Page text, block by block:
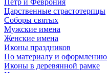
Петр и Феврония
Царственные страстотерпцы
Соборы святых
Мужские имена
Женские имена
Иконы праздников
По материалу и оформлению
Иконы в деревянной рамке